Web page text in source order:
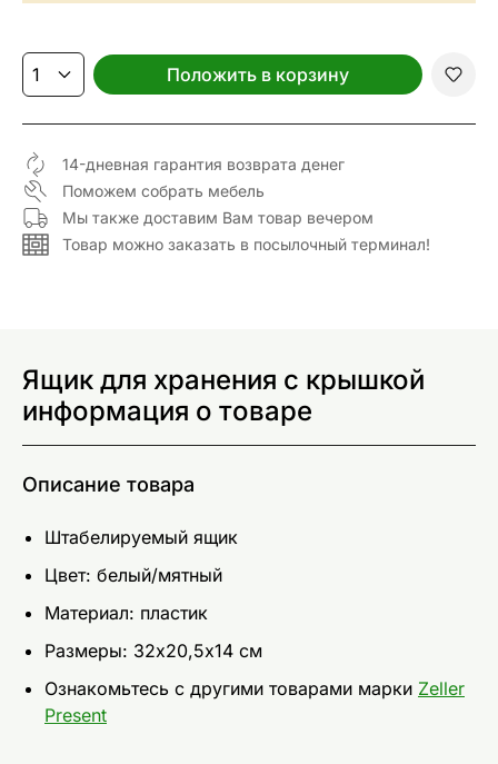
Положить в корзину
14-дневная гарантия возврата денег
Поможем собрать мебель
Мы также доставим Вам товар вечером
Товар можно заказать в посылочный терминал!
Ящик для хранения с крышкой
информация о товаре
Описание товара
Штабелируемый ящик
Цвет: белый/мятный
Материал: пластик
Размеры: 32х20,5х14 см
Ознакомьтесь с другими товарами марки Zeller
Present